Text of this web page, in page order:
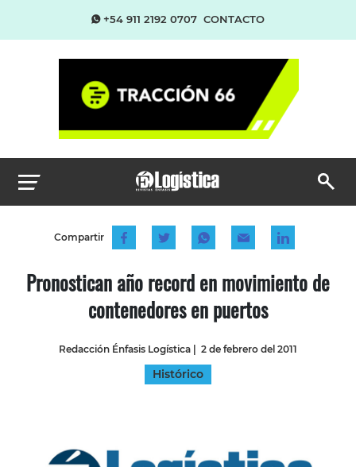
+54 911 2192 0707 CONTACTO
Compartir
Pronostican año record en movimiento de
contenedores en puertos
Redacción Énfasis Logística | 2 de febrero del 2011
Histórico